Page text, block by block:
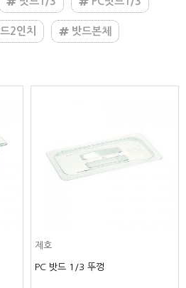
2인치 밧드본체
제호
PC 밧드 1/3 뚜껑